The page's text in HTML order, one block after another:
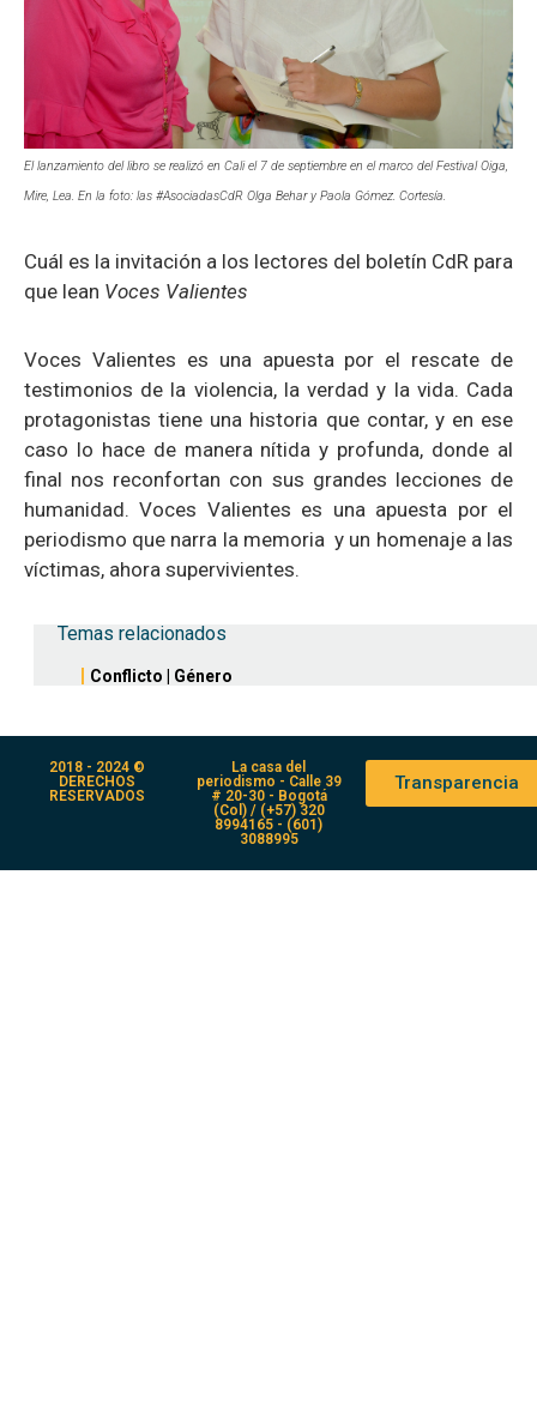
El lanzamiento del libro se realizó en Cali el 7 de septiembre en el marco del Festival Oiga,
Mire, Lea. En la foto: las #AsociadasCdR Olga Behar y Paola Gómez. Cortesía.
Cuál es la invitación a los lectores del boletín CdR para
que lean Voces Valientes
Voces Valientes es una apuesta por el rescate de
testimonios de la violencia, la verdad y la vida. Cada
protagonistas tiene una historia que contar, y en ese
caso lo hace de manera nítida y profunda, donde al
final nos reconfortan con sus grandes lecciones de
humanidad.Voces Valientes es una apuesta por el
periodismo que narra la memoria y un homenaje a las
víctimas, ahora supervivientes.
Temas relacionados
Conflicto Género
2018 - 2024 ©
DERECHOS
RESERVADOS
La casa del
periodismo - Calle 39
# 20-30 - Bogotá
(Col) / (+57) 320
8994165 - (601)
3088995
Transparencia